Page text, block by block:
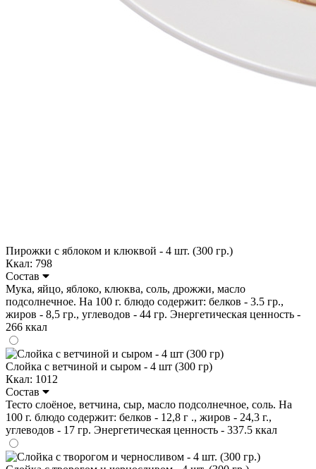
Пирожки с яблоком и клюквой - 4 шт. (300 гр.)
Ккал: 798
Состав
Мука, яйцо, яблоко, клюква, соль, дрожжи, масло
подсолнечное. На 100 г. блюдо содержит: белков - 3.5 гр.,
жиров - 8,5 гр., углеводов - 44 гр. Энергетическая ценность -
266 ккал
Слойка с ветчиной и сыром - 4 шт (300 гр)
Ккал: 1012
Состав
Тесто слоёное, ветчина, сыр, масло подсолнечное, соль. На
100 г. блюдо содержит: белков - 12,8 г ., жиров - 24,3 г.,
углеводов - 17 гр. Энергетическая ценность - 337.5 ккал